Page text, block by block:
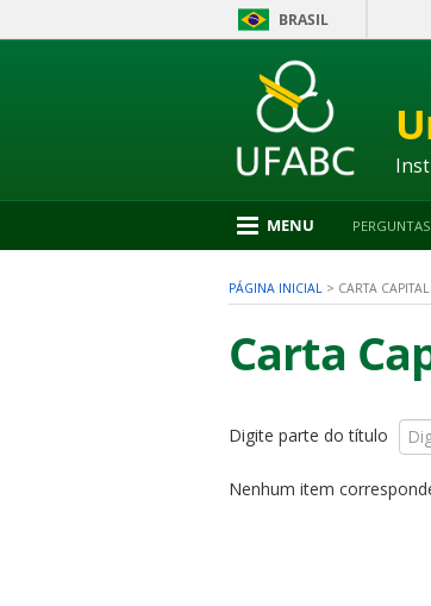
BRASIL
para
2
Ir
4
MENU
PÁGINA INICIAL > CARTA
Carta
Digite parte do título
Nenhum item